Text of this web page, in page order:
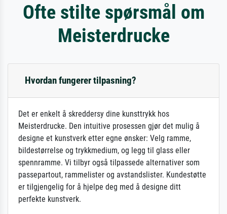
Ofte stilte spørsmål om
Meisterdrucke
Hvordan fungerer tilpasning?
Det er enkelt å skreddersy dine kunsttrykk hos
Meisterdrucke. Den intuitive prosessen gjør det mulig å
designe et kunstverk etter egne ønsker: Velg ramme,
bildestørrelse og trykkmedium, og legg til glass eller
spennramme. Vi tilbyr også tilpassede alternativer som
passepartout, rammelister og avstandslister. Kundestøtte
er tilgjengelig for å hjelpe deg med å designe ditt
perfekte kunstverk.